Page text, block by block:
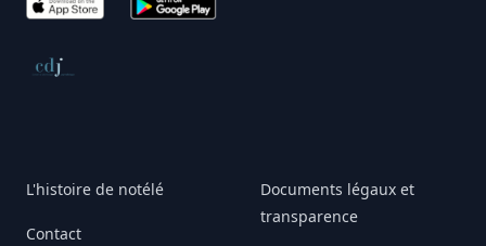
App Store Google Play
Conseil de déontologie journalistique
L'histoire de notélé
Contact
Documents légaux et
transparence